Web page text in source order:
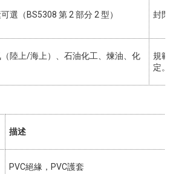
選（BS5308 第 2 部分 2 型） 封閉
陸上/海上）、石油化工、煉油、化
規範
定。
描述
PVC絕緣，PVC護套